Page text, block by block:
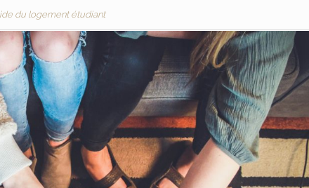
du logement étudiant